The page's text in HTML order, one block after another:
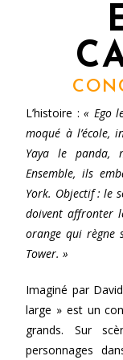
L’histoire :« Ego
moqué à l’école,
Yaya le panda,
Ensemble, ils
York. Objectif : le
doivent affronter
orange qui règne
Tower. »
Imaginé par
large » est un
grands. Sur
personnages